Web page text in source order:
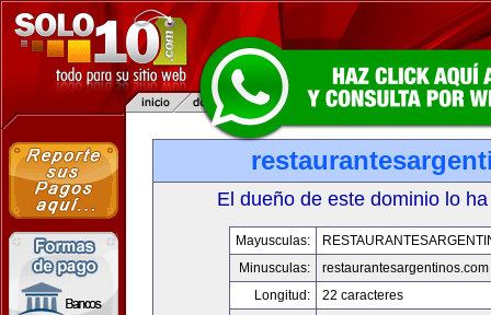
El dueño de este dominio lo
Mayusculas:
Minusculas:
restaurantesargentinos.com
Longitud:
22 caracteres